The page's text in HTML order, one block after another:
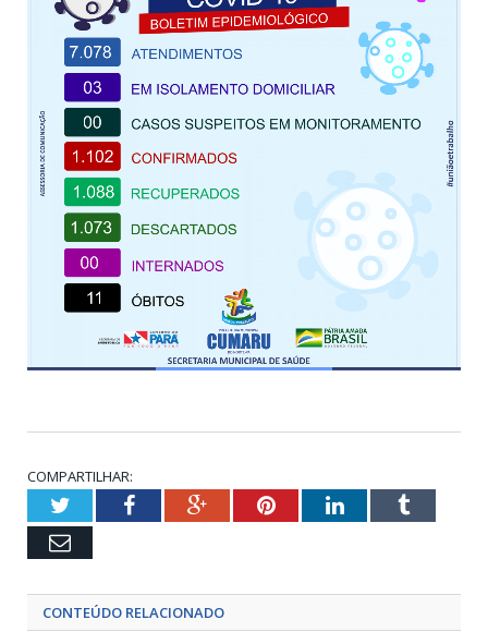
COMPARTILHAR:
TwitterFacebookGoogle+PinterestLinkedInTumblr
Email
CONTEÚDO RELACIONADO